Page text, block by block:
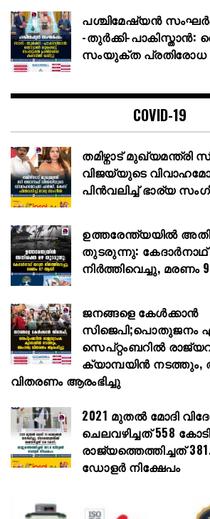
പശ്ചിമേഷ്യൻ
-തുർക്കി-പാകിസ്താൻ:
സംയുക്ത പ്രതിരോധ
COVID-19
തമിഴ്നാട്
വിജയ്‌യുടെ
പിൻവലിച്ച് ഭാര്യ
ഉത്തരേന്ത്യയിൽ
തുടരുന്നു:
നിർത്തിവെച്ചു, മരണം
ജനങ്ങളെ കേൾക്കാൻ
സിജെപി;പൊതുജനം
സെപ്റ്റംബറിൽ
ക്യാമ്പയിൻ
വിതരണം ആരംഭിച്ചു
2021 മുതൽ മോദി
ചെലവഴിച്ചത് 558
രാജ്യത്തെത്തിച്ചത്
ഡോളർ നിക്ഷേപം